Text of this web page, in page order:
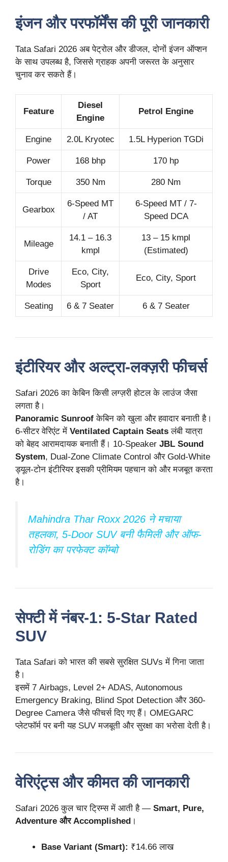
इंजन और परफॉर्मेंस की पूरी जानकारी
Tata Safari 2026 अब पेट्रोल और डीजल, दोनों इंजन ऑप्शन
के साथ उपलब्ध है, जिससे ग्राहक अपनी जरूरत के अनुसार
चुनाव कर सकते हैं।
Feature
Diesel
Engine
Petrol Engine
Engine 2.0L Kryotec 1.5L Hyperion TGDi
Power 168 bhp 170 hp
Torque 350 Nm 280 Nm
Gearbox
6-Speed MT
/ AT
6-Speed MT / 7-
Speed DCA
Mileage
14.1 – 16.3
kmpl
13 – 15 kmpl
(Estimated)
Drive
Modes
Eco, City,
Sport
Eco, City, Sport
Seating 6 & 7 Seater 6 & 7 Seater
इंटीरियर और अल्ट्रा-लक्ज़री फीचर्स
Safari 2026 का केबिन किसी लग्ज़री होटल के लाउंज जैसा
लगता है।
Panoramic Sunroof केबिन को खुला और हवादार बनाती है।
6-सीटर वेरिएंट में Ventilated Captain Seats लंबी यात्रा
को बेहद आरामदायक बनाती हैं। 10-Speaker JBL Sound
System, Dual-Zone Climate Control और Gold-White
ड्यूल-टोन इंटीरियर इसकी प्रीमियम पहचान को और मजबूत करता
है।
Mahindra Thar Roxx 2026 ने मचाया
तहलका, 5-Door SUV बनी फैमिली और ऑफ-
रोडिंग का परफेक्ट कॉम्बो
सेफ्टी में नंबर-1: 5-Star Rated
SUV
Tata Safari को भारत की सबसे सुरक्षित SUVs में गिना जाता
है।
इसमें 7 Airbags, Level 2+ ADAS, Autonomous
Emergency Braking, Blind Spot Detection और 360-
Degree Camera जैसे फीचर्स दिए गए हैं। OMEGARC
प्लेटफॉर्म पर बनी यह SUV मजबूती और सुरक्षा का भरोसा देती है।
वेरिएंट्स और कीमत की जानकारी
Safari 2026 कुल चार ट्रिम्स में आती है — Smart, Pure,
Adventure और Accomplished ।
Base Variant (Smart): ₹14.66 लाख